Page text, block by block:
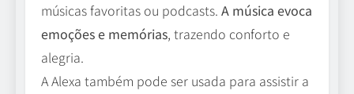
músicas favoritas ou podcasts. A música evoca
emoções e memórias, trazendo conforto e
alegria.
A Alexa também pode ser usada para assistir a